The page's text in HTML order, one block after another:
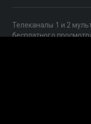
Телеканалы 1 и 2
бесплатного